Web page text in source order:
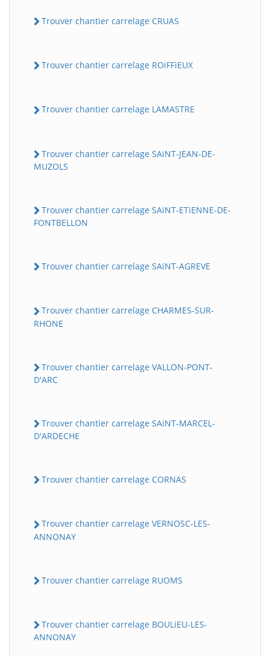
Trouver chantier carrelage CRUAS
Trouver chantier carrelage ROiFFiEUX
Trouver chantier carrelage LAMASTRE
Trouver chantier carrelage SAiNT-JEAN-DE-
MUZOLS
Trouver chantier carrelage SAiNT-ETiENNE-DE-
FONTBELLON
Trouver chantier carrelage SAiNT-AGREVE
Trouver chantier carrelage CHARMES-SUR-
RHONE
Trouver chantier carrelage VALLON-PONT-
D'ARC
Trouver chantier carrelage SAiNT-MARCEL-
D'ARDECHE
Trouver chantier carrelage CORNAS
Trouver chantier carrelage VERNOSC-LES-
ANNONAY
Trouver chantier carrelage RUOMS
Trouver chantier carrelage BOULiEU-LES-
ANNONAY